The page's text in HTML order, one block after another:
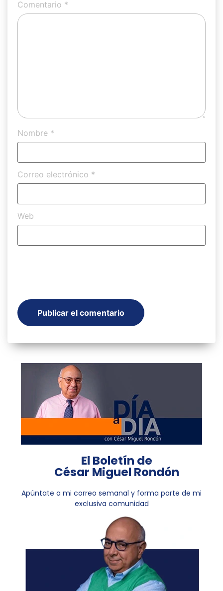
Comentario *
Nombre *
Correo electrónico *
Web
El Boletín de
César Miguel Rondón
Apúntate a mi correo semanal y forma parte de mi
exclusiva comunidad